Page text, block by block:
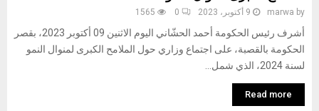
by
marwa 9 أكتوبر، 2023 0
1565
أشرف رئيس الحكومة أحمد الحشّاني اليوم الاثنين 09 أكتوبر 2023، بقصر
الحكومة بالقصبة، على اجتماع وزاري حول الملامح الكبرى لمنوال النمو
لسنة 2024، الذي شمل...
Read more